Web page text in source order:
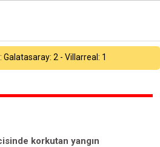
maçında Villarreal’e 2-1 yenildi
korkutan yangın